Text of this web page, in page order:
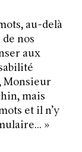
au-delà
de nos
aux
Monsieur
mais
et il n’y
»